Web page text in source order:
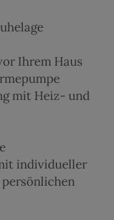
Ihrem Haus
mit Heiz- und
individueller